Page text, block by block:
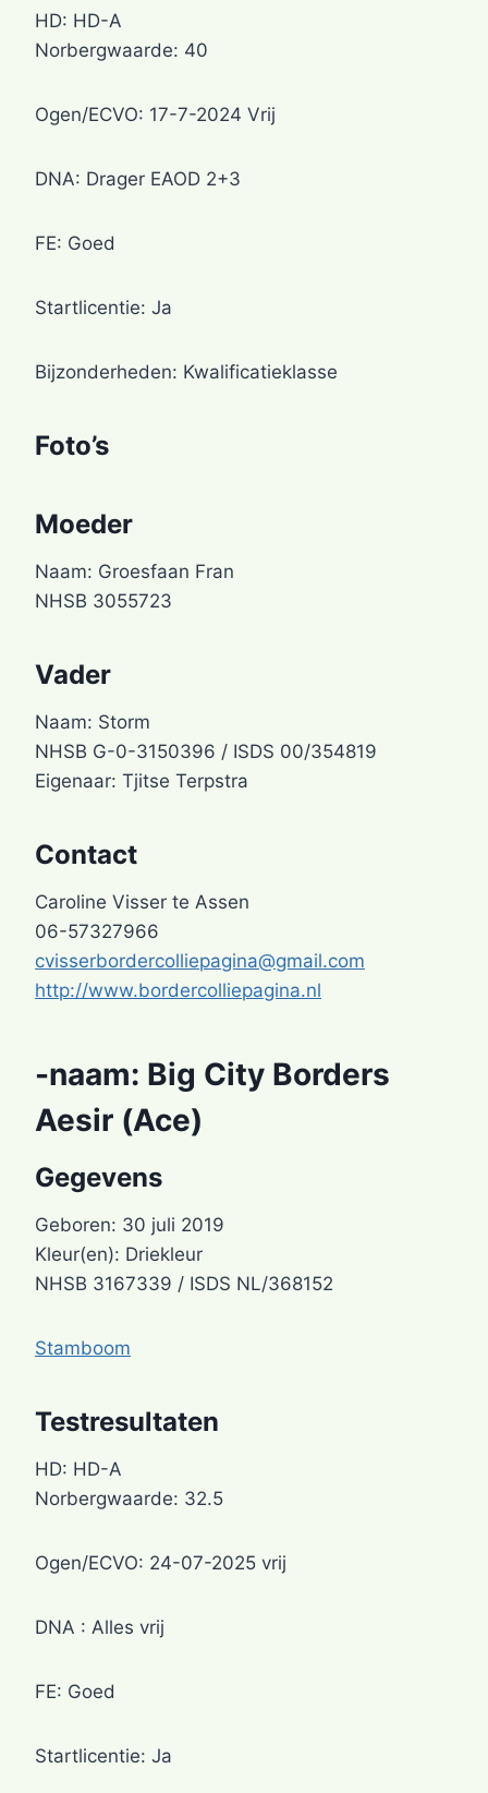
HD: HD-A
Norbergwaarde: 40
Ogen/ECVO: 17-7-2024 Vrij
DNA: Drager EAOD 2+3
FE: Goed
Startlicentie: Ja
Bijzonderheden: Kwalificatieklasse
Foto’s
Moeder
Naam: Groesfaan Fran
NHSB 3055723
Vader
Naam: Storm
NHSB G-0-3150396 / ISDS 00/354819
Eigenaar: Tjitse Terpstra
Contact
Caroline Visser te Assen
06-57327966
cvisserbordercolliepagina@gmail.com
http://www.bordercolliepagina.nl
-naam: Big City Borders
Aesir (Ace)
Gegevens
Geboren: 30 juli 2019
Kleur(en): Driekleur
NHSB 3167339 / ISDS NL/368152
Stamboom
Testresultaten
HD: HD-A
Norbergwaarde: 32.5
Ogen/ECVO: 24-07-2025 vrij
DNA : Alles vrij
FE: Goed
Startlicentie: Ja